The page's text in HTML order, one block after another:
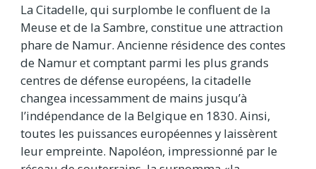
La Citadelle, qui surplombe le confluent de la
Meuse et de la Sambre, constitue une attraction
phare de Namur. Ancienne résidence des contes
de Namur et comptant parmi les plus grands
centres de défense européens, la citadelle
changea incessamment de mains jusqu’à
l’indépendance de la Belgique en 1830. Ainsi,
toutes les puissances européennes y laissèrent
leur empreinte. Napoléon, impressionné par le